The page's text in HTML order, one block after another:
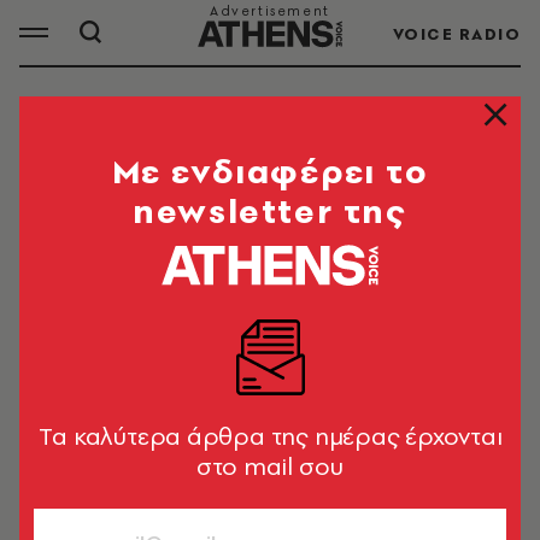
VOICE RADIO
ΕΜΑΝΟΥΕΛ ΜΑΚΡΟΝ
Ο Εμανουέλ Μακρόν είναι Γάλλος πολιτικός.
Από το 2017 είναι ο πρόεδρος της Γαλλίας,
εκλεγμένος με το κίνημα «Εμπρός!» (En
ΟΛΑ ΤΑ ΑΡΘΡΑ ΤΟΥ TAG
ΕΜΑΝΟΥΕΛ ΜΑΚΡΟΝ
Mε ενδιαφέρει το
newsletter της
Tα καλύτερα άρθρα της ημέρας έρχονται
στο mail σου